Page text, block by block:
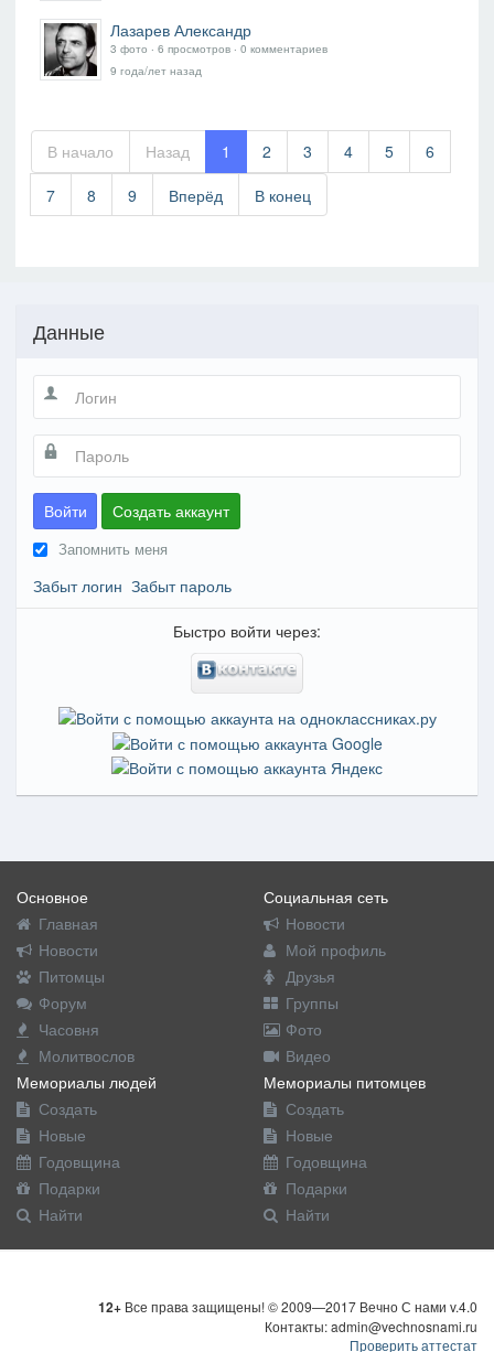
Лазарев Александр
3 фото ‧ 6 просмотров ‧ 0 комментариев
9 года/лет назад
В начало Назад 1 2 3 4 5
6
7
8 9 Вперёд В конец
Данные
Войти Создать аккаунт
Запомнить меня
Забыт логин Забыт пароль
Быстро войти через:
Основное
Главная
Новости
Питомцы
Форум
Часовня
Молитвослов
Социальная сеть
Новости
Мой профиль
Друзья
Группы
Фото
Видео
Мемориалы людей
Создать
Новые
Годовщина
Подарки
Найти
Мемориалы питомцев
Создать
Новые
Годовщина
Подарки
Найти
12+ Все права защищены! © 2009—2017 Вечно С нами v.4.0
Контакты: admin@vechnosnami.ru
Проверить аттестат